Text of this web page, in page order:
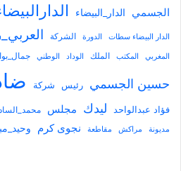
الجسمي الدار_البيضاء
الدار البيضاء سطات الدورة الشركة
المغربي المكتب الملك الوداد الوطني
حسين الجسمي رئيس شركة ضاد
فؤاد عبدالواحد ليدك مجلس
مديونة مراكش مقاطعة نجوى كرم